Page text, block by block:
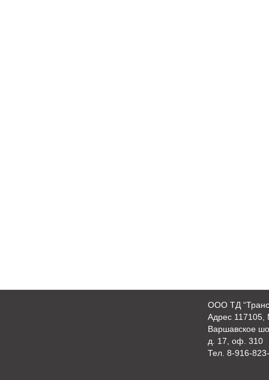
OOO ТД
Адрес 117105,
Варшавское
д. 17, оф. 310
Тел. 8-916-